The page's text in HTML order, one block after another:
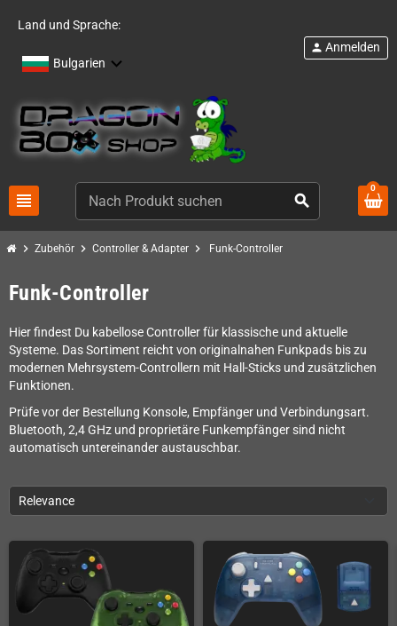
Land und Sprache:
Bulgarien
view_headline search
person Anmelden
0
chevron_right Zubehör chevron_right Controller & Adapter chevron_right Funk-Controller
Funk-Controller
Hier findest Du kabellose Controller für klassische und aktuelle
Systeme. Das Sortiment reicht von originalnahen Funkpads bis zu
modernen Mehrsystem-Controllern mit Hall-Sticks und zusätzlichen
Funktionen.
Prüfe vor der Bestellung Konsole, Empfänger und Verbindungsart.
Bluetooth, 2,4 GHz und proprietäre Funkempfänger sind nicht
automatisch untereinander austauschbar.
Relevance